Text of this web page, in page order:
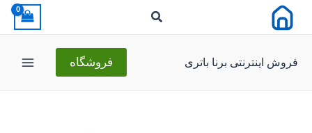
فروش اینترنتی برنا باتری فروشگاه